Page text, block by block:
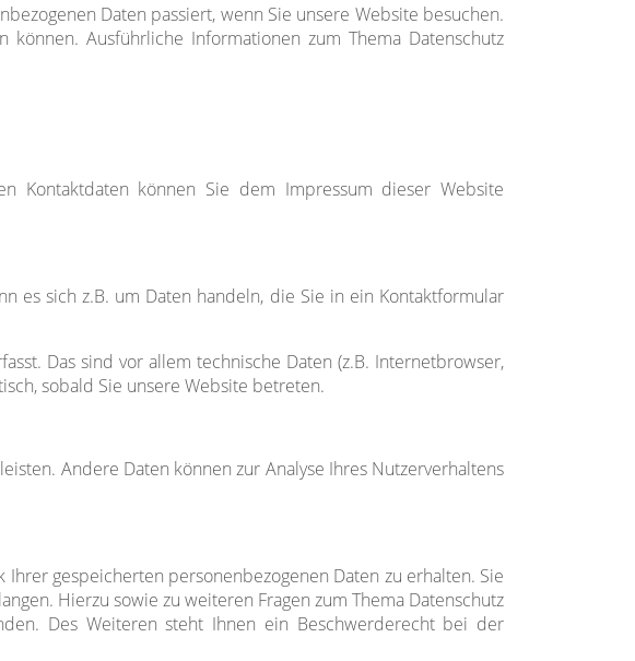
Daten passiert, wenn Sie unsere Website besuchen.
Ausführliche Informationen zum Thema Datenschutz
Kontaktdaten können Sie dem Impressum dieser Website
es sich z.B. um Daten handeln, die Sie in ein Kontaktformular
Das sind vor allem technische Daten (z.B. Internetbrowser,
sobald Sie unsere Website betreten.
Andere Daten können zur Analyse Ihres Nutzerverhaltens
gespeicherten personenbezogenen Daten zu erhalten. Sie
Hierzu sowie zu weiteren Fragen zum Thema Datenschutz
Des Weiteren steht Ihnen ein Beschwerderecht bei der